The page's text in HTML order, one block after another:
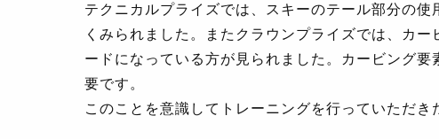
テクニカルプライズでは、スキーのテール部分の
くみられました。またクラウンプライズでは、カ
ードになっている方が見られました。カービング
要です。
このことを意識してトレーニングを行っていただき